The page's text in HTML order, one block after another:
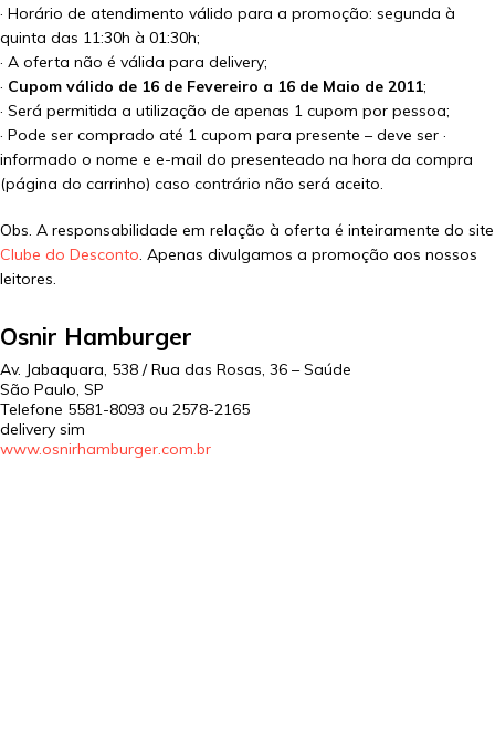
· Horário de atendimento válido para a promoção: segunda à
quinta das 11:30h à 01:30h;
· A oferta não é válida para delivery;
· Cupom válido de 16 de Fevereiro a 16 de Maio de 2011;
· Será permitida a utilização de apenas 1 cupom por pessoa;
· Pode ser comprado até 1 cupom para presente – deve ser ·
informado o nome e e-mail do presenteado na hora da compra
(página do carrinho) caso contrário não será aceito.
Obs. A responsabilidade em relação à oferta é inteiramente do site
Clube do Desconto . Apenas divulgamos a promoção aos nossos
leitores.
Osnir Hamburger
Av. Jabaquara, 538 / Rua das Rosas, 36 – Saúde
São Paulo SP
Telefone 5581-8093 ou 2578-2165
delivery sim
www.osnirhamburger.com.br